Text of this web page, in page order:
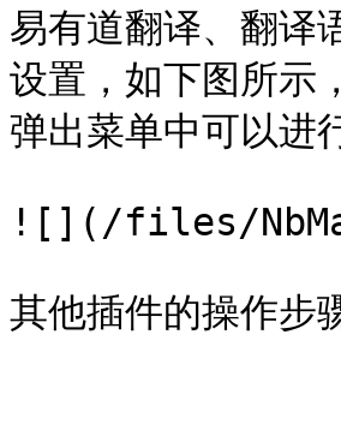
易有道翻译、翻译
设置，如下图所示
弹出菜单中可以进
![](/files/